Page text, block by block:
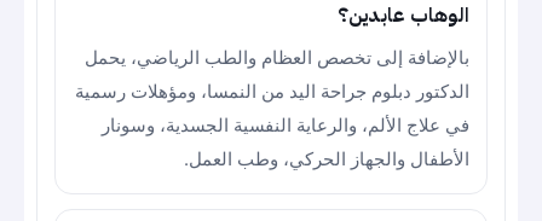
الوهاب عابدين؟
بالإضافة إلى تخصص العظام والطب الرياضي، يحمل
الدكتور دبلوم جراحة اليد من النمسا، ومؤهلات رسمية
في علاج الألم، والرعاية النفسية الجسدية، وسونار
الأطفال والجهاز الحركي، وطب العمل.